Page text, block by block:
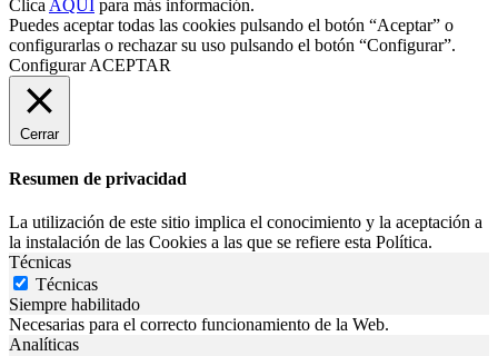
Clica AQUÍ para más información.
Puedes aceptar todas las cookies pulsando el botón “Aceptar” o
configurarlas o rechazar su uso pulsando el botón “Configurar”.
Configurar ACEPTAR
Cerrar
Resumen de privacidad
La utilización de este sitio implica el conocimiento y la aceptación a
la instalación de las Cookies a las que se refiere esta Política.
Técnicas
Técnicas
Siempre habilitado
Necesarias para el correcto funcionamiento de la Web.
Analíticas